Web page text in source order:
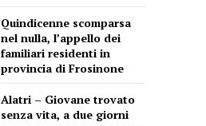
Quindicenne scomparsa
nel nulla, l’appello dei
familiari residenti in
provincia di Frosinone
Alatri – Giovane trovato
senza vita, a due giorni